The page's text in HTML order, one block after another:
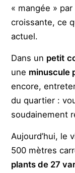
« mangée »
croissante, ce
actuel.
Dans un petit
une minuscule
encore,
du quartier :
soudainement
Aujourd’hui, le
500 mètres
plants de 27